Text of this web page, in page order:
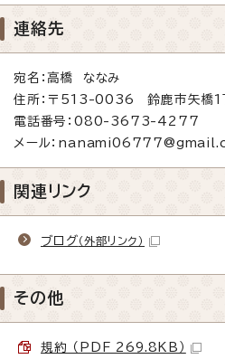
連絡先
宛名：高橋 ななみ
住所：〒513-0036 鈴鹿市矢橋1
電話番号：080-3673-4277
メール：
関連リンク
ブログ（外部リンク）
その他
規約 （PDF 269.8KB）